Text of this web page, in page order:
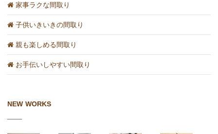
家事ラクな間取り
子供いきいきの間取り
親も楽しめる間取り
お手伝いしやすい間取り
NEW WORKS